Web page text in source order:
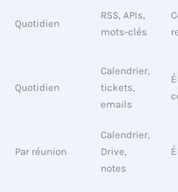
Quotidien
RSS, APIs,
mots-clés
Quotidien
Calendrier,
tickets,
emails
Par réunion
Calendrier,
Drive,
notes